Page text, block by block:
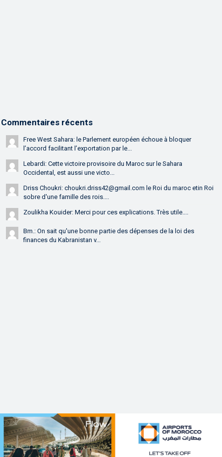
Commentaires récents
Free West Sahara: le Parlement européen échoue à bloquer
l’accord facilitant l’exportation par le...
Lebardi: Cette victoire provisoire du Maroc sur le Sahara
Occidental, est aussi une victo...
Driss Choukri: choukri.driss42@gmail.com le Roi du maroc etin Roi
sobre d'une famille des rois....
Zoulikha Kouider: Merci pour ces explications. Très utile....
Bm.: On sait qu'une bonne partie des dépenses de la loi des
finances du Kabranistan v...